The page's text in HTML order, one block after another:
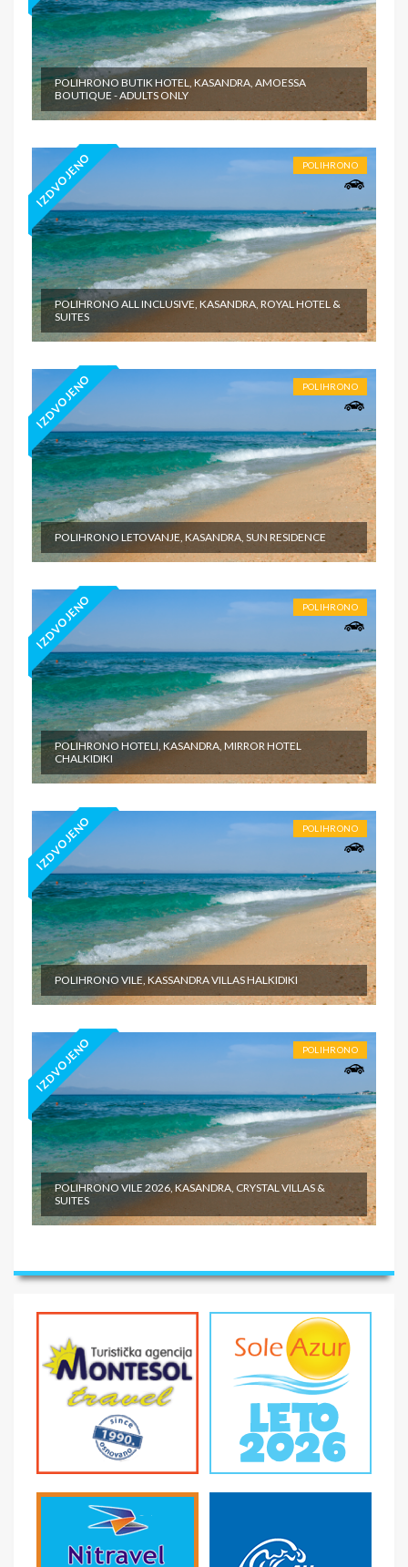
POLIHRONO BUTIK HOTEL, KASANDRA, AMOESSA
BOUTIQUE - ADULTS ONLY
IZDVOJENO POLIHRONO
POLIHRONO ALL INCLUSIVE, KASANDRA, ROYAL HOTEL &
SUITES
IZDVOJENO POLIHRONO
POLIHRONO LETOVANJE, KASANDRA, SUN RESIDENCE
IZDVOJENO POLIHRONO
POLIHRONO HOTELI, KASANDRA, MIRROR HOTEL
CHALKIDIKI
IZDVOJENO POLIHRONO
POLIHRONO VILE, KASSANDRA VILLAS HALKIDIKI
IZDVOJENO POLIHRONO
POLIHRONO VILE 2026, KASANDRA, CRYSTAL VILLAS &
SUITES